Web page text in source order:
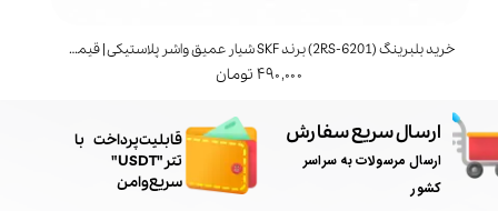
خرید بلبرینگ (6201‑2RS) برند SKF شیار عمیق واشر پلاستیکی | قیمت و مشخصات
۴۹۰,۰۰۰ تومان
ارسال سریع سفارش
ارسال مرسولات به سراسر
کشور
​قابلیت پرداخت با
تتر"USDT"
سریع و امن